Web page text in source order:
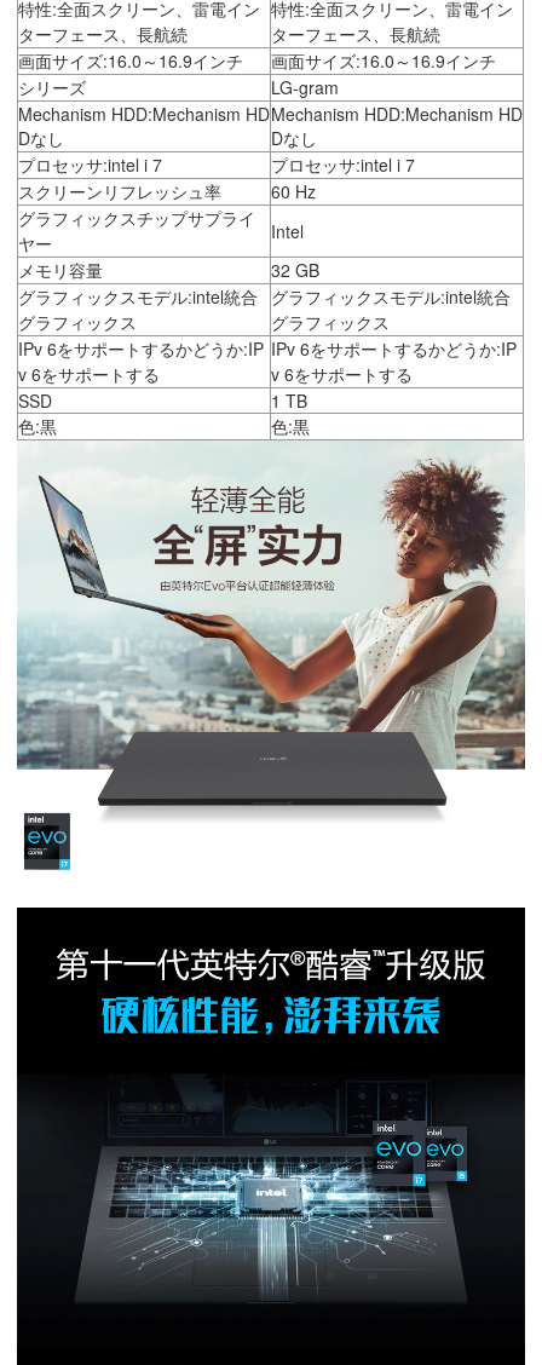
特性:全面スクリーン、雷電イン
ターフェース、長航続
特性:全面スクリーン、雷電イン
ターフェース、長航続
画面サイズ:16.0～16.9インチ
画面サイズ:16.0～16.9インチ
シリーズ
LG-gram
Mechanism HDD:Mechanism HD
Dなし
Mechanism HDD:Mechanism HD
Dなし
プロセッサ:intel i 7
プロセッサ:intel i 7
スクリーンリフレッシュ率
60 Hz
グラフィックスチップサプライ
ヤー
Intel
メモリ容量
32 GB
グラフィックスモデル:intel統合
グラフィックス
グラフィックスモデル:intel統合
グラフィックス
IPv 6をサポートするかどうか:IP
v 6をサポートする
IPv 6をサポートするかどうか:IP
v 6をサポートする
SSD
1 TB
色:黒
色:黒